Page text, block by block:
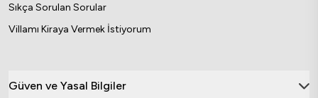
Sıkça Sorulan Sorular
Villamı Kiraya Vermek İstiyorum
Güven ve Yasal Bilgiler